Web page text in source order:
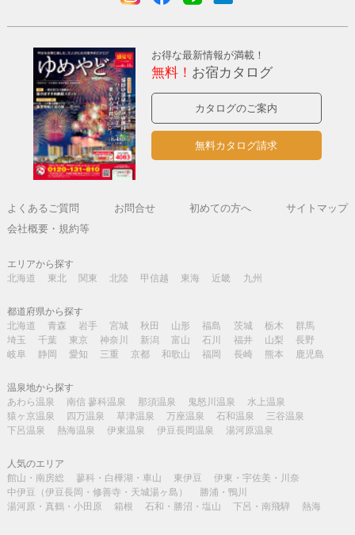
お得な最新情報が満載！
無料！ お宿カタログ
カタログのご案内
無料カタログ請求
よくあるご質問 お問合せ 初めての方へ
サイトマップ
会社概要・規約等
エリアから探す
北海道
東北 関東 北陸 甲信越 東海 近畿 九州
都道府県から探す
北海道
青森 岩手 宮城 秋田 山形 福島 茨城 栃木
群馬
埼玉
千葉 東京 神奈川 新潟 富山 石川 福井 山梨
長野
岐阜
静岡 愛知 三重 京都 和歌山 福岡 長崎 熊本 鹿児島
温泉地から探す
あわら温泉
南信 蓼科温泉 那須温泉 鬼怒川温泉
水上温泉
猿ヶ京温泉
四万温泉 草津温泉 万座温泉 石和温泉
三谷温泉
下呂温泉
熱海温泉 伊東温泉 伊豆長岡温泉 湯河原温泉
人気のエリア
館山・南房総
蓼科・白樺湖・車山 東伊豆
伊東・宇佐美・川奈
中伊豆（伊豆長岡・修善寺・天城湯ヶ島）
勝浦・鴨川
湯河原・真鶴・小田原
箱根 石和・勝沼・塩山 下呂・南飛騨 熱海